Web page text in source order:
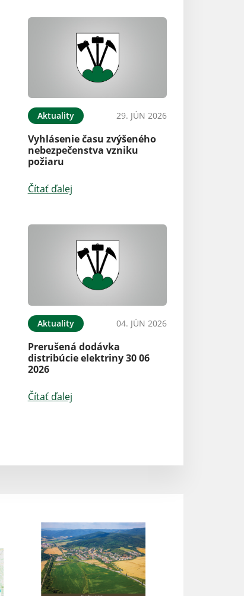
Aktuality 29. JÚN 2026
Vyhlásenie času zvýšeného
nebezpečenstva vzniku
požiaru
Čítať ďalej
Aktuality 04. JÚN 2026
Prerušená dodávka
distribúcie elektriny 30 06
2026
Čítať ďalej